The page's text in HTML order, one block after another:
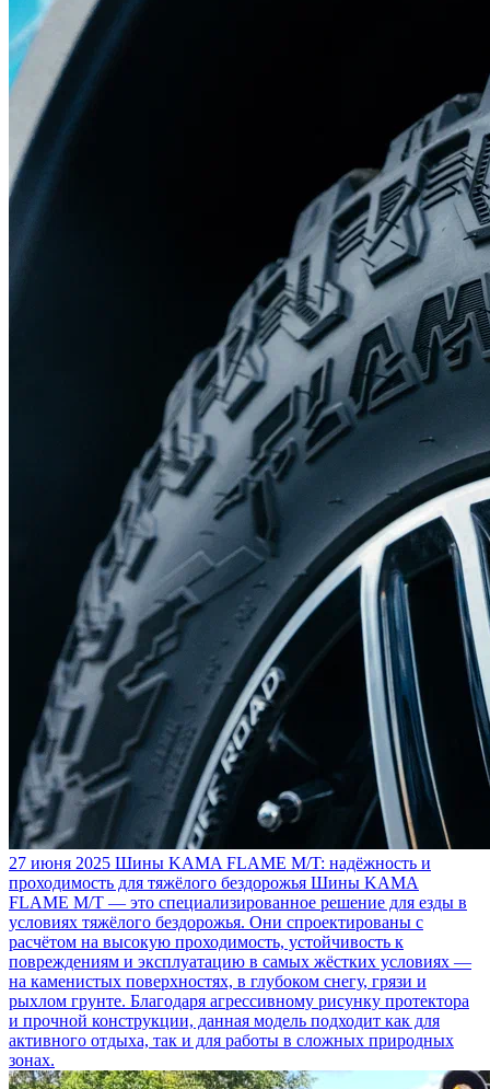
27 июня 2025 Шины KAMA FLAME M/T: надёжность и
проходимость для тяжёлого бездорожья Шины KAMA
FLAME M/T — это специализированное решение для езды в
условиях тяжёлого бездорожья. Они спроектированы с
расчётом на высокую проходимость, устойчивость к
повреждениям и эксплуатацию в самых жёстких условиях —
на каменистых поверхностях, в глубоком снегу, грязи и
рыхлом грунте. Благодаря агрессивному рисунку протектора
и прочной конструкции, данная модель подходит как для
активного отдыха, так и для работы в сложных природных
зонах.